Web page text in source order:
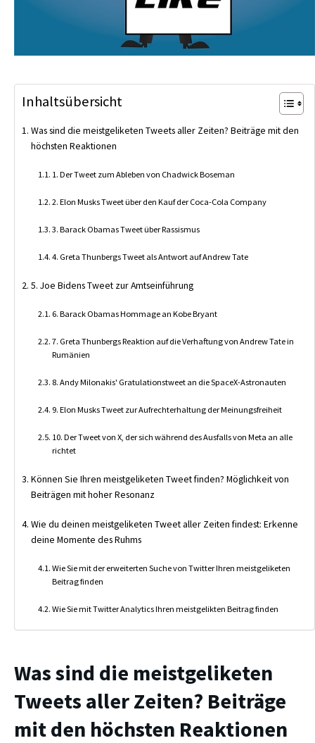
Inhaltsübersicht
Was sind die meistgeliketen Tweets aller Zeiten? Beiträge mit den
höchsten Reaktionen
1. Der Tweet zum Ableben von Chadwick Boseman
2. Elon Musks Tweet über den Kauf der Coca-Cola Company
3. Barack Obamas Tweet über Rassismus
4. Greta Thunbergs Tweet als Antwort auf Andrew Tate
5. Joe Bidens Tweet zur Amtseinführung
6. Barack Obamas Hommage an Kobe Bryant
7. Greta Thunbergs Reaktion auf die Verhaftung von Andrew Tate in
Rumänien
8. Andy Milonakis' Gratulationstweet an die SpaceX-Astronauten
9. Elon Musks Tweet zur Aufrechterhaltung der Meinungsfreiheit
10. Der Tweet von X, der sich während des Ausfalls von Meta an alle
richtet
Können Sie Ihren meistgeliketen Tweet finden? Möglichkeit von
Beiträgen mit hoher Resonanz
Wie du deinen meistgeliketen Tweet aller Zeiten findest: Erkenne
deine Momente des Ruhms
Wie Sie mit der erweiterten Suche von Twitter Ihren meistgeliketen
Beitrag finden
Wie Sie mit Twitter Analytics Ihren meistgelikten Beitrag finden
Was sind die meistgeliketen
Tweets aller Zeiten? Beiträge
mit den höchsten Reaktionen